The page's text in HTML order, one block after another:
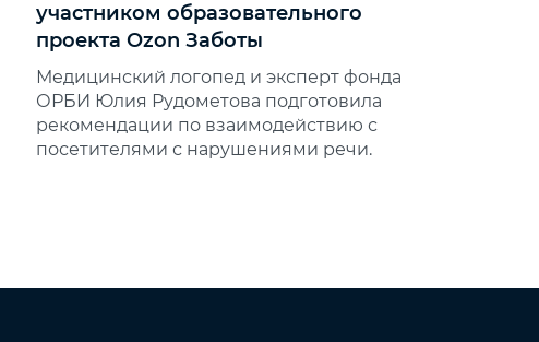
участником образовательного
проекта Ozon Заботы
Медицинский логопед и эксперт фонда
ОРБИ Юлия Рудометова подготовила
рекомендации по взаимодействию с
посетителями с нарушениями речи.